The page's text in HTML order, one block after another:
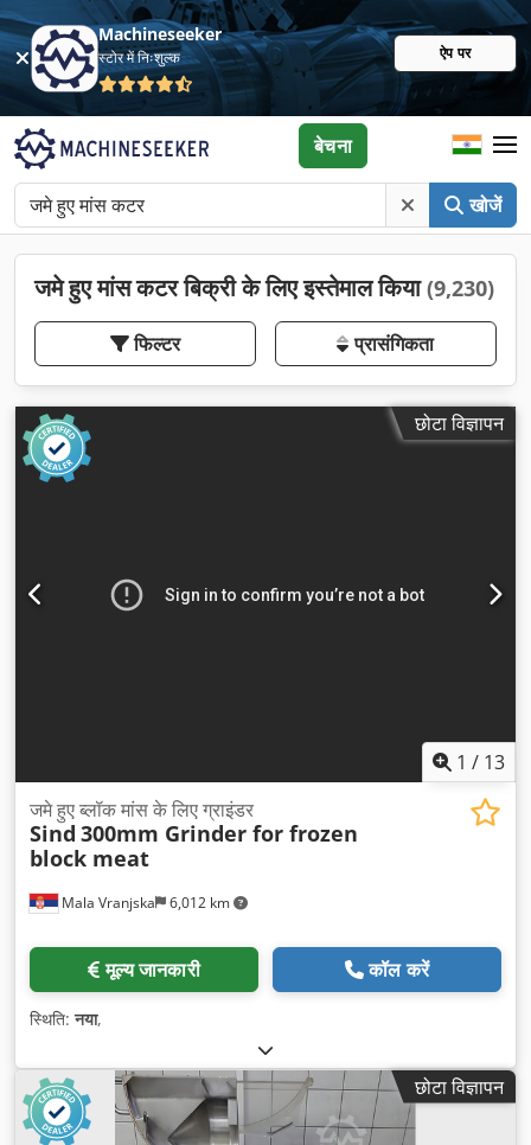
Machineseeker
स्टोर में निःशुल्क ऐप पर
खोजें
बेचना
जमे हुए मांस कटर बिक्री के लिए इस्तेमाल किया(9,230)
फिल्टर प्रासंगिकता
छोटा विज्ञापन
1 / 13
Mala Vranjska 6,012 km
जमे हुए ब्लॉक मांस के लिए ग्राइंडर
Sind 300mm Grinder for frozen
block meat
मूल्य जानकारी कॉल करें
स्थिति:नया,
छोटा विज्ञापन